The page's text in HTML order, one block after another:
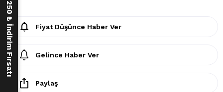
Fiyat Düşünce Haber Ver
Gelince Haber Ver
Paylaş
250 ₺ İndirim Fırsatı